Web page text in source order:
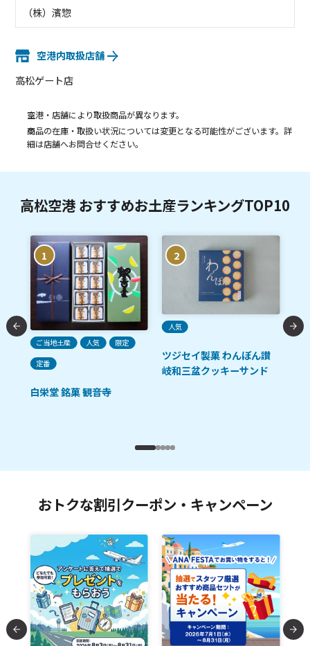
（株）濱惣
空港内取扱店舗
高松ゲート店
空港・店舗により取扱商品が異なります。
商品の在庫・取扱い状況については変更となる可能性がございます。詳
細は店舗へお問合せください。
高松空港 おすすめお土産ランキングTOP10
1
ご当地土産 人気
限定
定番
白栄堂 銘菓 観音寺
2
人気
ツジセイ製菓 わんぼん讃
岐和三盆クッキーサンド
おトクな割引クーポン・キャンペーン